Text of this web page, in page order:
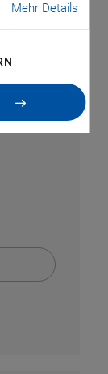
Mehr Details